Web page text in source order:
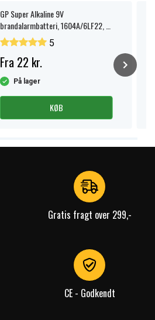
GP Super Alkaline 9V
brandalarmbatteri, 1604A/6LF22, 1-
pak.
5
Fra 22 kr.
På lager
KØB
Gratis fragt over 299,-
CE - Godkendt